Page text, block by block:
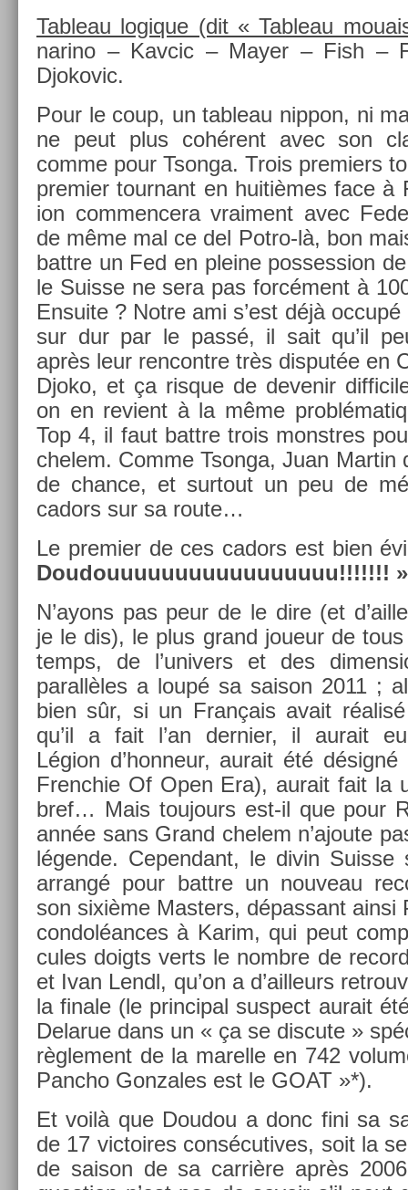
Tab­leau logique (dit « Tab­leau
narino – Kav­cic – Mayer – Fish –
Djokovic.
Pour le coup, un tab­leau nip­pon, ni
ne peut plus cohérent avec son
comme pour Tson­ga. Trois pre­mi­ers
pre­mi­er tour­nant en huitièmes face à
ion com­men­cera vrai­ment avec
de même mal ce del Potro-là, bon
battre un Fed en pleine pos­sess­ion
le Suis­se ne sera pas forcément à
En­suite ? Notre ami s’est déjà
sur dur par le passé, il sait qu’il
après leur re­ncontre très dis­put­ée en
Djoko, et ça ris­que de de­venir
on en re­vient à la même
Top 4, il faut battre trois monstres
chelem. Comme Tson­ga, Juan Mar­tin
de chan­ce, et sur­tout un peu de
cadors sur sa route…
Le pre­mi­er de ces cadors est bien
Doudouuuuuuuuuuuuuuuuu!!!!!!!
N’ayons pas peur de le dire (et
je le dis), le plus grand joueur de
temps, de l’univ­ers et des
para­llèles a loupé sa saison 2011 ;
bien sûr, si un Français avait
qu’il a fait l’an de­rni­er, il aurait
Légion d’hon­neur, aurait été
Frenchie Of Open Era), aurait fait la
bref… Mais toujours est-il que pour
année sans Grand chelem n’ajoute
légende. Cepen­dant, le divin Suis­se
ar­rangé pour battre un nouveau
son sixième Mast­ers, dépas­sant ainsi
con­dol­éances à Karim, qui peut
cules doigts verts le nombre de
et Ivan Lendl, qu’on a d’ail­leurs
la fin­ale (le prin­cip­al sus­pect aurait
De­larue dans un « ça se dis­cute »
règle­ment de la marel­le en 742
Pancho Gon­zales est le GOAT »*).
Et voilà que Doudou a donc fini sa
de 17 vic­toires con­sécutives, soit la
de saison de sa carrière après